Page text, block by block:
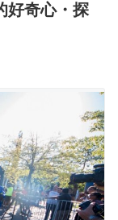
好奇心・探